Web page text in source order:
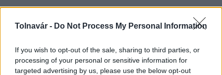
Tolnavár - Do Not Process My Personal Information
If you wish to opt-out of the sale, sharing to third parties, or
processing of your personal or sensitive information for
targeted advertising by us, please use the below opt-out
Útépítés